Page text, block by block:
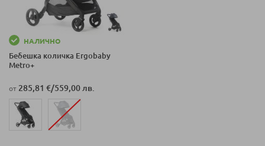
НАЛИЧНО
Бебешка количка Ergobaby
Metro+
от 285,81 €/559,00 лв.